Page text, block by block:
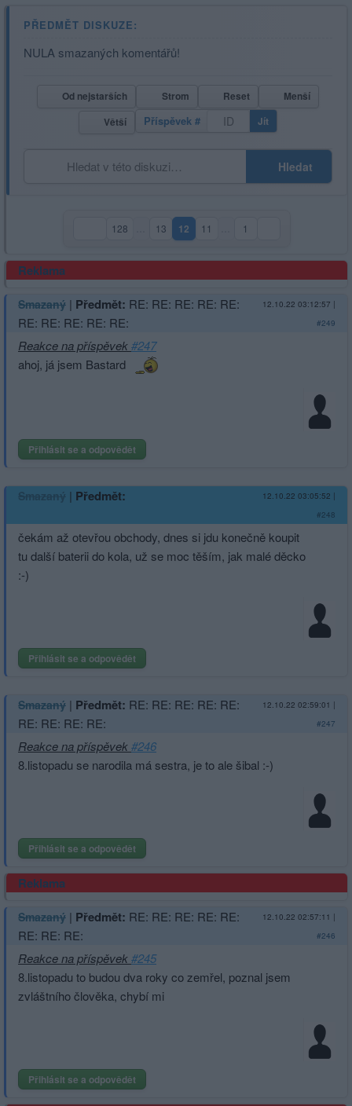
PŘEDMĚT DISKUZE:
NULA smazaných komentářů!
Od nejstarších Strom Reset
Menší
Větší
Příspěvek # Jít
Hledat
128 13 12(aktuální strana)
11 1
Reklama
Smazaný | Předmět: RE: RE: RE: RE: RE:
RE: RE: RE: RE: RE:
12.10.22 03:12:57 |
#249
Reakce na příspěvek#247
ahoj, já jsem Bastard
Přihlásit se a odpovědět
Smazaný | Předmět: 12.10.22 03:05:52 |
#248
čekám až otevřou obchody, dnes si jdu konečně koupit
tu další baterii do kola, už se moc těším, jak malé děcko
:-)
Přihlásit se a odpovědět
Smazaný | Předmět: RE: RE: RE: RE: RE:
RE: RE: RE: RE:
12.10.22 02:59:01 |
#247
Reakce na příspěvek#246
8.listopadu se narodila má sestra, je to ale šibal :-)
Přihlásit se a odpovědět
Reklama
Smazaný | Předmět: RE: RE: RE: RE: RE:
RE: RE: RE:
12.10.22 02:57:11 |
#246
Reakce na příspěvek#245
8.listopadu to budou dva roky co zemřel, poznal jsem
zvláštního člověka, chybí mi
Přihlásit se a odpovědět